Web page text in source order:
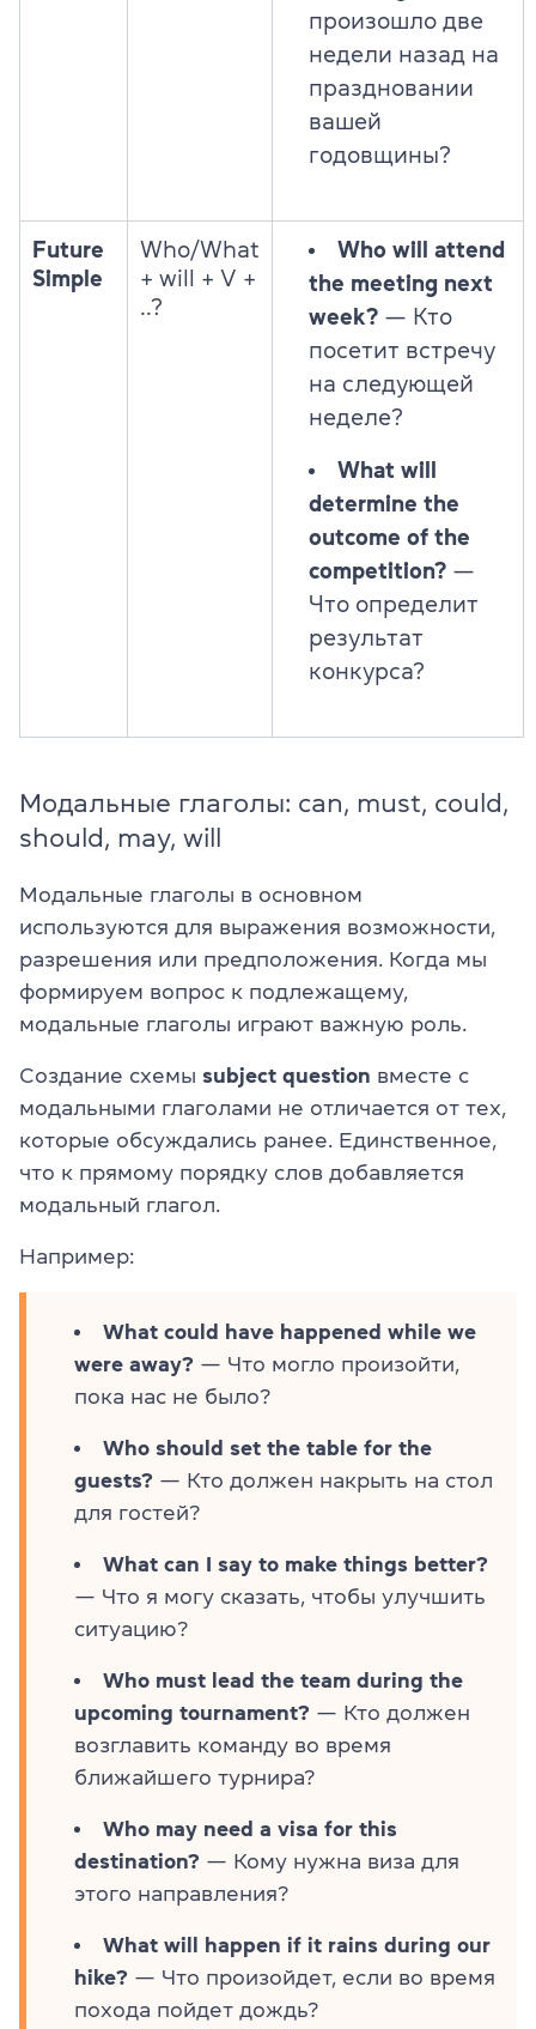
произошло две
недели назад на
праздновании
вашей
годовщины?
Future
Simple
Who/What
+ will + V +
..?
Who will attend
the meeting next
week? — Кто
посетит встречу
на следующей
неделе?
What will
determine the
outcome of the
competition? —
Что определит
результат
конкурса?
Модальные глаголы: can, must, could,
should, may, will
Модальные глаголы в основном
используются для выражения возможности,
разрешения или предположения. Когда мы
формируем вопрос к подлежащему,
модальные глаголы играют важную роль.
Создание схемы subject question вместе с
модальными глаголами не отличается от тех,
которые обсуждались ранее. Единственное,
что к прямому порядку слов добавляется
модальный глагол.
Например:
What could have happened while we
were away? — Что могло произойти,
пока нас не было?
Who should set the table for the
guests? — Кто должен накрыть на стол
для гостей?
What can I say to make things better?
— Что я могу сказать, чтобы улучшить
ситуацию?
Who must lead the team during the
upcoming tournament? — Кто должен
возглавить команду во время
ближайшего турнира?
Who may need a visa for this
destination? — Кому нужна виза для
этого направления?
What will happen if it rains during our
hike? — Что произойдет, если во время
похода пойдет дождь?